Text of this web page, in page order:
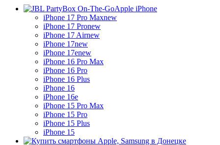
Apple iPhone
iPhone 17 Pro Maxnew
iPhone 17 Pronew
iPhone 17 Airnew
iPhone 17new
iPhone 17enew
iPhone 16 Pro Max
iPhone 16 Pro
iPhone 16 Plus
iPhone 16
iPhone 16e
iPhone 15 Pro Max
iPhone 15 Pro
iPhone 15 Plus
iPhone 15